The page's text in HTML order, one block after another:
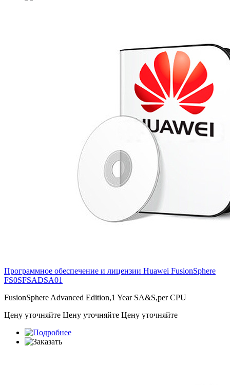
Программное обеспечение и лицензии Huawei FusionSphere
FS0SFSADSA01
FusionSphere Advanced Edition,1 Year SA&S,per CPU
Цену уточняйте Цену уточняйте Цену уточняйте